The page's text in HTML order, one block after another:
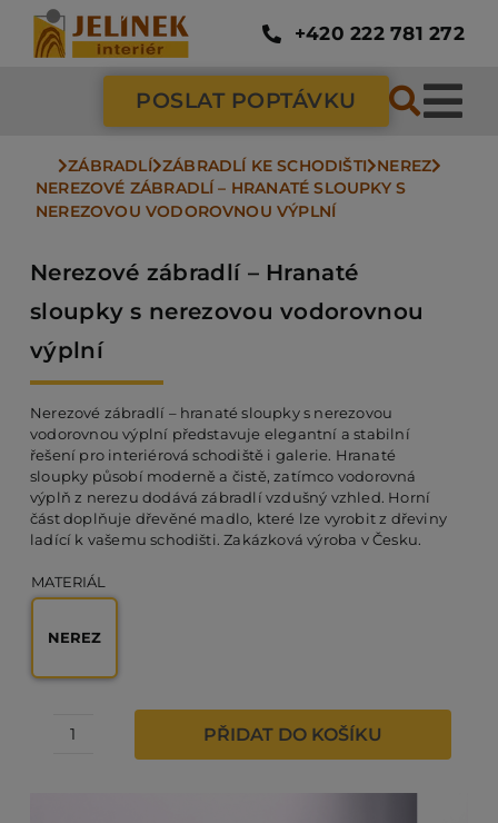
Přeskočit
obsah
+420 222 781 272
POSLAT POPTÁVKU
ZÁBRADLÍ ZÁBRADLÍ KE SCHODIŠTI
NEREZ
NEREZOVÉ ZÁBRADLÍ – HRANATÉ SLOUPKY S
NEREZOVOU VODOROVNOU VÝPLNÍ
Nerezové zábradlí – Hranaté
sloupky s nerezovou vodorovnou
výplní
Nerezové zábradlí – hranaté sloupky s nerezovou
vodorovnou výplní představuje elegantní a stabilní
řešení pro interiérová schodiště i galerie. Hranaté
sloupky působí moderně a čistě, zatímco vodorovná
výplň z nerezu dodává zábradlí vzdušný vzhled. Horní
část doplňuje dřevěné madlo, které lze vyrobit z dřeviny
ladící k vašemu schodišti. Zakázková výroba v Česku.
MATERIÁL
NEREZ
Nerezové
PŘIDAT DO KOŠÍKU